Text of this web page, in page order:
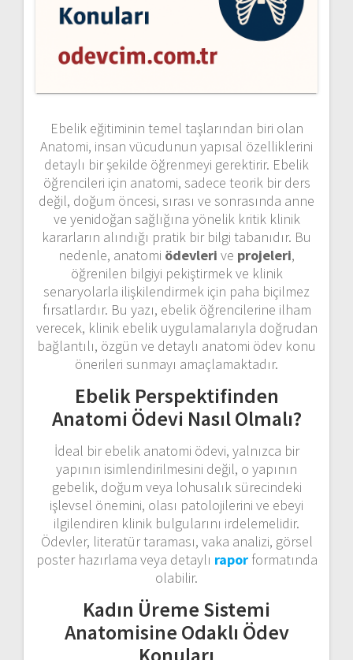
Ebelik eğitiminin temel taşlarından biri olan
Anatomi, insan vücudunun yapısal özelliklerini
detaylı bir şekilde öğrenmeyi gerektirir. Ebelik
öğrencileri için anatomi, sadece teorik bir ders
değil, doğum öncesi, sırası ve sonrasında anne
ve yenidoğan sağlığına yönelik kritik klinik
kararların alındığı pratik bir bilgi tabanıdır. Bu
nedenle, anatomi ödevleri ve projeleri,
öğrenilen bilgiyi pekiştirmek ve klinik
senaryolarla ilişkilendirmek için paha biçilmez
fırsatlardır. Bu yazı, ebelik öğrencilerine ilham
verecek, klinik ebelik uygulamalarıyla doğrudan
bağlantılı, özgün ve detaylı anatomi ödev konu
önerileri sunmayı amaçlamaktadır.
Ebelik Perspektifinden
Anatomi Ödevi Nasıl Olmalı?
İdeal bir ebelik anatomi ödevi, yalnızca bir
yapının isimlendirilmesini değil, o yapının
gebelik, doğum veya lohusalık sürecindeki
işlevsel önemini, olası patolojilerini ve ebeyi
ilgilendiren klinik bulgularını irdelemelidir.
Ödevler, literatür taraması, vaka analizi, görsel
poster hazırlama veya detaylı raporformatında
olabilir.
Kadın Üreme Sistemi
Anatomisine Odaklı Ödev
Konuları